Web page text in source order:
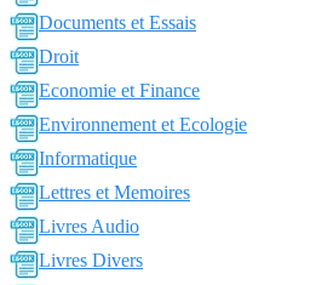
Documents et Essais
Droit
Economie et Finance
Environnement et Ecologie
Informatique
Lettres et Memoires
Livres Audio
Livres Divers